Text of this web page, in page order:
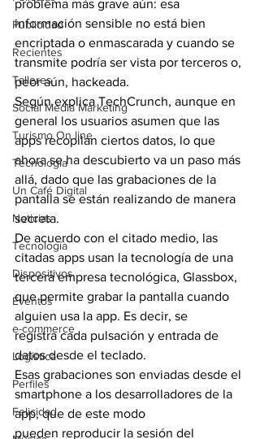
Publicidad
Recientes
Talleres
Social Media Marketing
Turismo On line
Tecnología
Un Café Digital
Noticias
Tecnología
Dispositivos
Eventos
e-commerce
Logística
Perfiles
Felicidad
problema más grave aún: esa
información sensible no está bien
encriptada o enmascarada y cuando se
transmite podría ser vista por terceros o,
peor aún, hackeada.
Según explica TechCrunch, aunque en
general los usuarios asumen que las
apps recopilan ciertos datos, lo que
ahora se ha descubierto va un paso más
allá, dado que las grabaciones de la
pantalla se están realizando de manera
secreta.
De acuerdo con el citado medio, las
citadas apps usan la tecnología de una
tercera empresa tecnológica, Glassbox,
que permite grabar la pantalla cuando
alguien usa la app. Es decir, se
registra cada pulsación y entrada de
datos desde el teclado.
Esas grabaciones son enviadas desde el
smartphone a los desarrolladores de la
app, que de este modo
pueden reproducir la sesión del